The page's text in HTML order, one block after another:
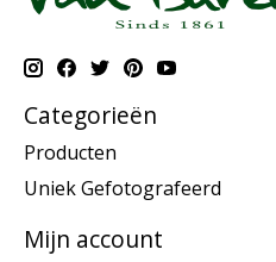
Categorieën
Producten
Uniek Gefotografeerd
Mijn account